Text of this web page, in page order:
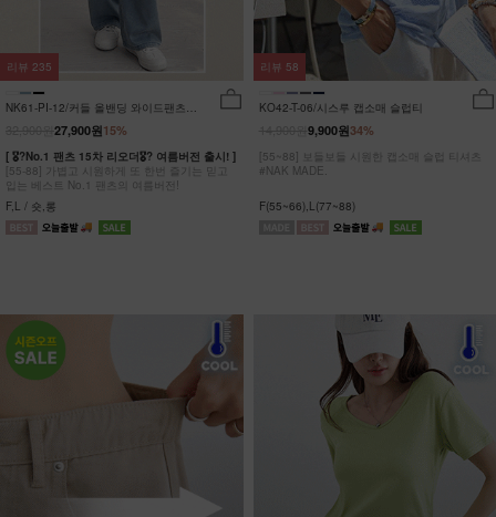
NK61-PI-12/커들 올밴딩 와이드팬츠
15%
27,900원
[ 🎖?No.1 팬츠 15차 리오더🎖? 여름버전 출시! ]
[55-88] 가볍고 시원하게 또 한번 즐기는 믿고
입는 베스트 No.1 팬츠의 여름버전!
F,L / 숏,롱
리뷰 235
KO42-T-06/시스루 캡소매 슬럽티
34%
9,900원
[55~88] 보들보들 시원한 캡소매 슬럽 티셔츠
#NAK MADE.
F(55~66),L(77~88)
리뷰 58